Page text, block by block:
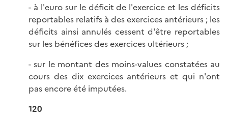
- à l'euro sur le déficit de l'exercice et les déficits
reportables relatifs à des exercices antérieurs ; les
déficits ainsi annulés cessent d'être reportables
sur les bénéfices des exercices ultérieurs ;
- sur le montant des moins-values constatées au
cours des dix exercices antérieurs et qui n'ont
pas encore été imputées.
120